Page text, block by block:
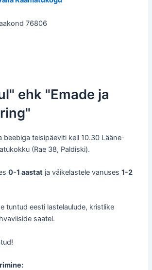
76806
ehk "Emade ja
beebiga teisipäeviti kell 10.30 Lääne-
(Rae 38, Paldiski).
0-1 aastat ja väikelastele vanuses1-2
tuntud eesti lastelaulude, kristlike
saatel.